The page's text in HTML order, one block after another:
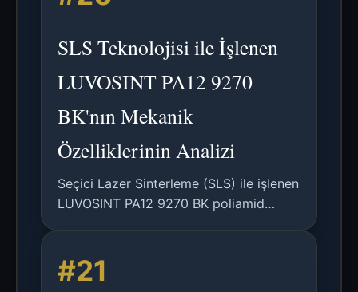
SLS Teknolojisi ile İşlenen
LUVOSINT PA12 9270
BK'nın Mekanik
Özelliklerinin Analizi
Seçici Lazer Sinterleme (SLS) ile işlenen
LUVOSINT PA12 9270 BK poliamid
parçacık analizi ve yüzey pürüzlülüğü
ölçümünü içerir.
#21